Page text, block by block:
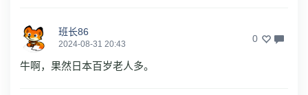
班长86
2024-08-31 20:43 0
牛啊，果然日本百岁老人多。